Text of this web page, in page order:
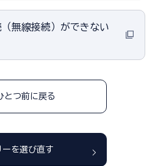
無線接続）ができない
とつ前に戻る
ーを選び直す